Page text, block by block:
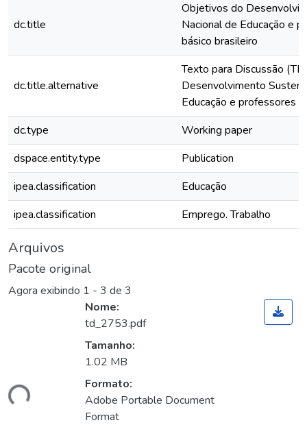
dc.title
Objetivos do
Nacional de Educação e
básico brasileiro
dc.title.alternative
Texto para Discussão
Desenvolvimento
Educação e professores
dc.type
Working paper
dspace.entity.type
Publication
ipea.classification
Educação
ipea.classification
Emprego. Trabalho
Arquivos
Pacote original
Agora exibindo 1 - 3 de 3
Nome:
td_2753.pdf
Tamanho:
1.02 MB
Formato:
Adobe Portable Document
Format